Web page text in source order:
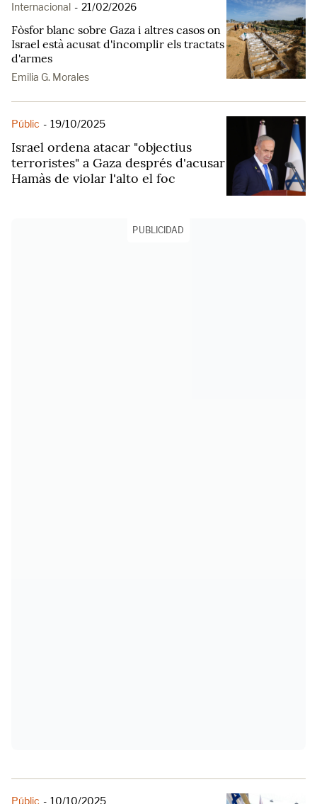
Internacional - 21/02/2026
Fòsfor blanc sobre Gaza i altres casos on
Israel està acusat d'incomplir els tractats
d'armes
Emilia G. Morales
Públic - 19/10/2025
Israel ordena atacar "objectius
terroristes" a Gaza després d'acusar
Hamàs de violar l'alto el foc
PUBLICIDAD
Públic - 10/10/2025